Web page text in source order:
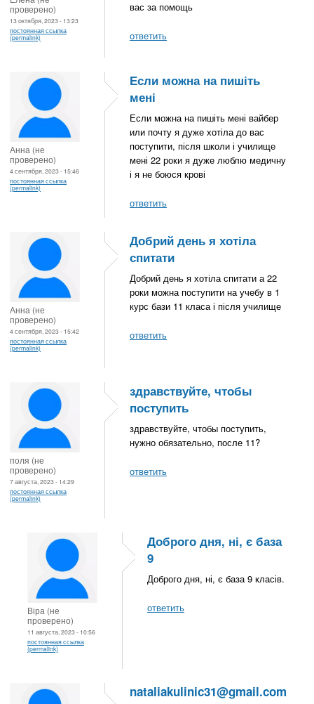
проверено)
13 октября, 2023 - 13:23
постоянная ссылка
(permalink)
вас за помощь
ответить
Анна (не
проверено)
4 сентября, 2023 - 15:46
постоянная ссылка
(permalink)
Если можна на пишіть
мені
Если можна на пишіть мені вайбер
или почту я дуже хотіла до вас
поступити, після школи і училище
мені 22 роки я дуже люблю медичну
і я не боюся крові
ответить
Анна (не
проверено)
4 сентября, 2023 - 15:42
постоянная ссылка
(permalink)
Добрий день я хотіла
спитати
Добрий день я хотіла спитати а 22
роки можна поступити на учебу в 1
курс бази 11 класа і після училище
ответить
поля (не
проверено)
7 августа, 2023 - 14:29
постоянная ссылка
(permalink)
здравствуйте, чтобы
поступить
здравствуйте, чтобы поступить,
нужно обязательно, после 11?
ответить
Віра (не
проверено)
11 августа, 2023 - 10:56
постоянная ссылка
(permalink)
Доброго дня, ні, є база
9
Доброго дня, ні, є база 9 класів.
ответить
‪nataliakulinic31@gmail.com‬